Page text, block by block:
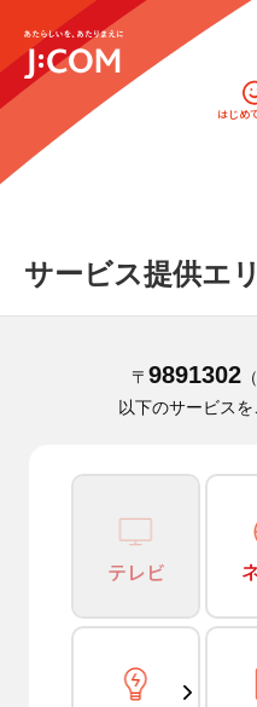
はじめ
サービス提供エ
〒 9891302
以下のサービスを
テレビ